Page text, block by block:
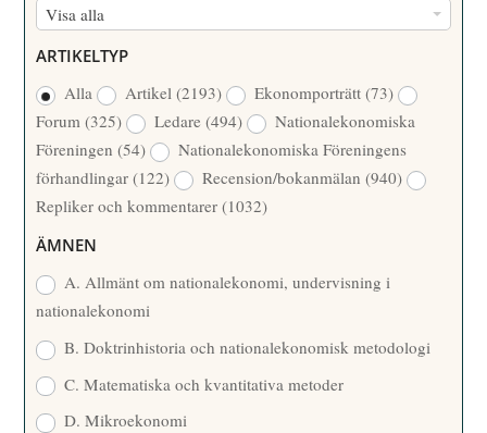
M
/
Å
R
Visa alla
R
F
A
T
T
A
R
ARTIKELTYP
Alla
Artikel(2193) Ekonomporträtt(73)
Forum(325) Ledare(494)
Nationalekonomiska
Föreningen(54)
Nationalekonomiska Föreningens
förhandlingar(122) Recension/bokanmälan(940)
Repliker och kommentarer(1032)
ÄMNEN
A. Allmänt om nationalekonomi, undervisning i
nationalekonomi
B. Doktrinhistoria och nationalekonomisk metodologi
C. Matematiska och kvantitativa metoder
D. Mikroekonomi